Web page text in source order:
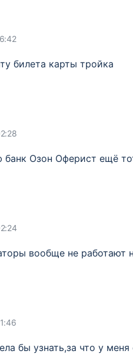
билета карты тройка
Озон Оферист ещё
вообще не
бы узнать,за что у